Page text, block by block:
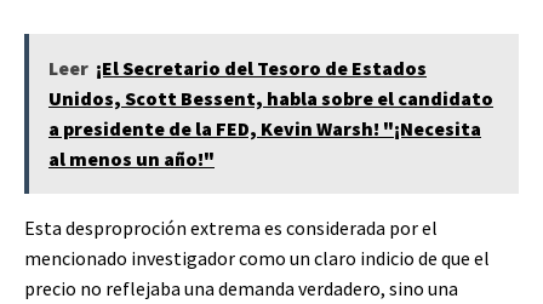
Leer ¡El Secretario del Tesoro de Estados
Unidos, Scott Bessent, habla sobre el candidato
a presidente de la FED, Kevin Warsh! "¡Necesita
al menos un año!"
Esta desproproción extrema es considerada por el
mencionado investigador como un claro indicio de que el
precio no reflejaba una demanda verdadero, sino una